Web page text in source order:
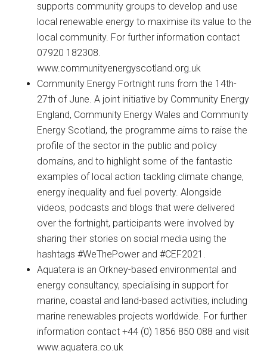
supports community groups to develop and use
local renewable energy to maximise its value to the
local community. For further information contact
07920 182308.
www.communityenergyscotland.org.uk
Community Energy Fortnight runs from the 14th-
27th of June. A joint initiative by Community Energy
England, Community Energy Wales and Community
Energy Scotland, the programme aims to raise the
profile of the sector in the public and policy
domains, and to highlight some of the fantastic
examples of local action tackling climate change,
energy inequality and fuel poverty. Alongside
videos, podcasts and blogs that were delivered
over the fortnight, participants were involved by
sharing their stories on social media using the
hashtags #WeThePower and #CEF2021.
Aquatera is an Orkney-based environmental and
energy consultancy, specialising in support for
marine, coastal and land-based activities, including
marine renewables projects worldwide. For further
information contact +44 (0) 1856 850 088 and visit
www.aquatera.co.uk